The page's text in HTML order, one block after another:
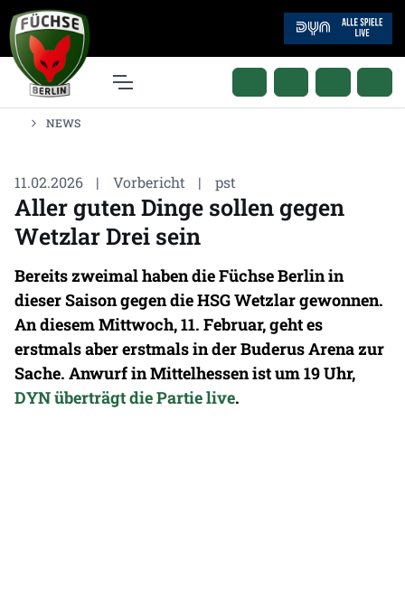
NEWS
11.02.2026 | Vorbericht | pst
Aller guten Dinge sollen gegen
Wetzlar Drei sein
Bereits zweimal haben die Füchse Berlin in
dieser Saison gegen die HSG Wetzlar gewonnen.
An diesem Mittwoch, 11. Februar, geht es
erstmals aber erstmals in der Buderus Arena zur
Sache. Anwurf in Mittelhessen ist um 19 Uhr,
DYN überträgt die Partie live.